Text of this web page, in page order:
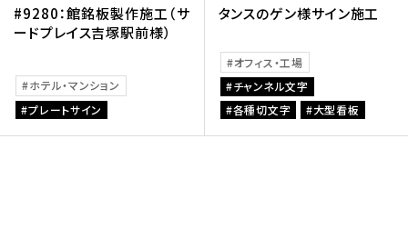
#9280：館銘板製作施工（サ
ードプレイス吉塚駅前様）
ホテル・マンション
プレートサイン
タンスのゲン様サイン施工
オフィス・工場
チャンネル文字
各種切文字
大型看板